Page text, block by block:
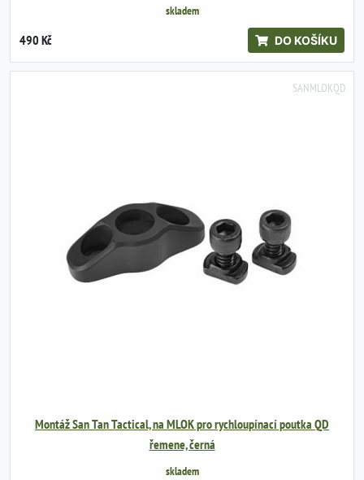
skladem
490 Kč DO KOŠÍKU
SANMLOKQD
Montáž San Tan Tactical, na MLOK pro rychloupínací poutka QD
řemene, černá
skladem